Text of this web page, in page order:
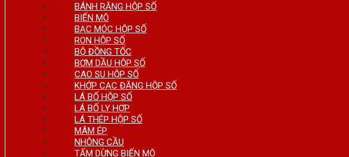
BÁNH RĂNG HỘP SỐ
BIẾN MÔ
BẠC MÓC HỘP SỐ
RON HỘP SỐ
BỘ ĐỒNG TỐC
BƠM DẦU HỘP SỐ
CAO SU HỘP SỐ
KHỚP CẠC ĐĂNG HỘP SỐ
LÁ BỐ HỘP SỐ
LÁ BỐ LY HỢP
LÁ THÉP HỘP SỐ
MÂM ÉP
NHÔNG CẦU
TẤM DỪNG BIẾN MÔ